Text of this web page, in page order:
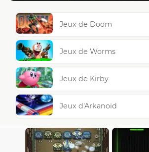
Jeux de Doom
Jeux de Worms
Jeux de Kirby
Jeux d'Arkanoid